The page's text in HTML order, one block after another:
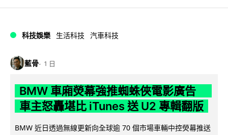
科技娛樂 生活科技 汽車科技
藍骨 1 日
BMW 車廂熒幕強推蜘蛛俠電影廣告
車主怒轟堪比 iTunes 送 U2 專輯翻版
BMW 近日透過無線更新向全球逾 70 個市場車輛中控熒幕推送